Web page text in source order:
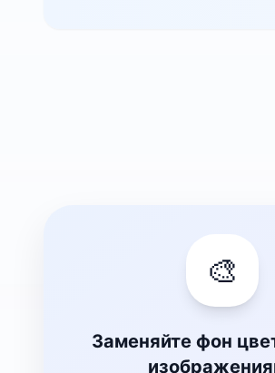
🎨
Заменяйте фон